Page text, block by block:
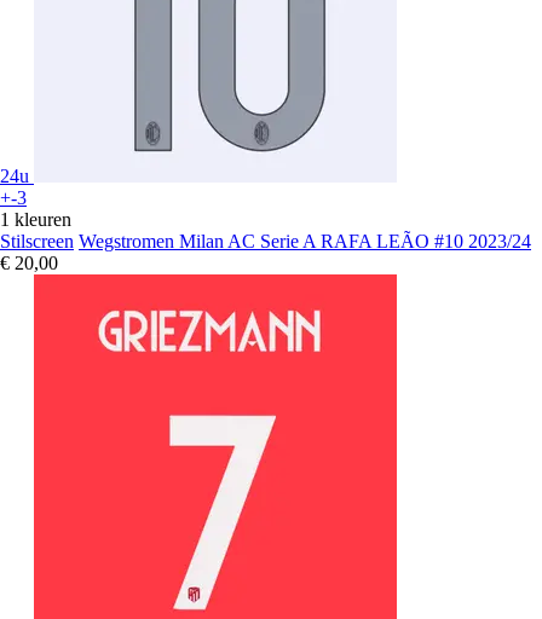
24u
+-3
1 kleuren
Stilscreen Wegstromen Milan AC Serie A RAFA LEÃO #10 2023/24
€ 20,00